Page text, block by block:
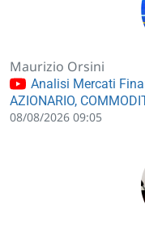
Maurizio Orsini
Analisi Mercati
AZIONARIO,
08/08/2026 09:05